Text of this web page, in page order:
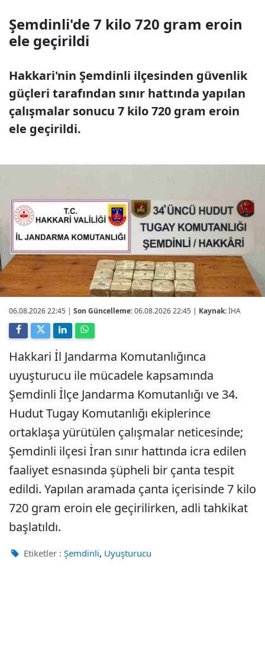
Şemdinli'de 7 kilo 720 gram eroin
ele geçirildi
Hakkari'nin Şemdinli ilçesinden güvenlik
güçleri tarafından sınır hattında yapılan
çalışmalar sonucu 7 kilo 720 gram eroin
ele geçirildi.
06.08.2026 22:45 | Son Güncelleme:06.08.2026 22:45 | Kaynak:İHA
Hakkari İl Jandarma Komutanlığınca
uyuşturucu ile mücadele kapsamında
Şemdinli İlçe Jandarma Komutanlığı ve 34.
Hudut Tugay Komutanlığı ekiplerince
ortaklaşa yürütülen çalışmalar neticesinde;
Şemdinli ilçesi İran sınır hattında icra edilen
faaliyet esnasında şüpheli bir çanta tespit
edildi. Yapılan aramada çanta içerisinde 7 kilo
720 gram eroin ele geçirilirken, adli tahkikat
başlatıldı.
Etiketler : Şemdinli, Uyuşturucu